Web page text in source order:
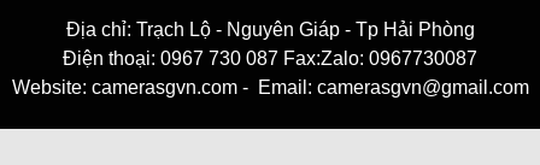
Địa chỉ: Trạch Lộ - Nguyên Giáp - Tp Hải Phòng
Điện thoại: 0967 730 087 Fax:Zalo: 0967730087
Website: camerasgvn.com - Email: camerasgvn@gmail.com